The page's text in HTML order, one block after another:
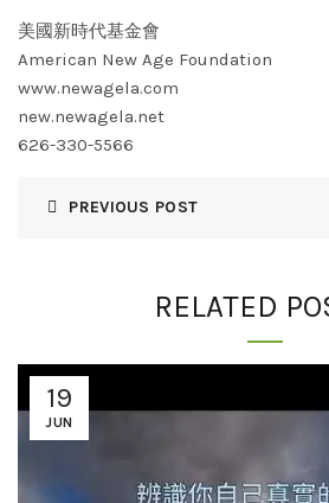
美國新時代基金會
American New Age Foundation
www.newagela.com
new.newagela.net
626-330-5566
PREVIOUS POST
RELATED
19
JUN